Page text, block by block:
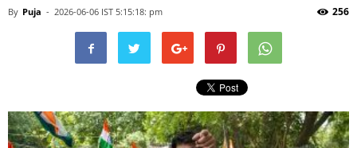
By Puja - 2026-06-06 IST 5:15:18: pm 256